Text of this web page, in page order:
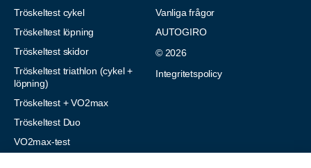
Tröskeltest cykel
Tröskeltest löpning
Tröskeltest skidor
Tröskeltest triathlon (cykel +
löpning)
Tröskeltest + VO2max
Tröskeltest Duo
VO2max-test
Vanliga frågor
AUTOGIRO
© 2026
Integritetspolicy